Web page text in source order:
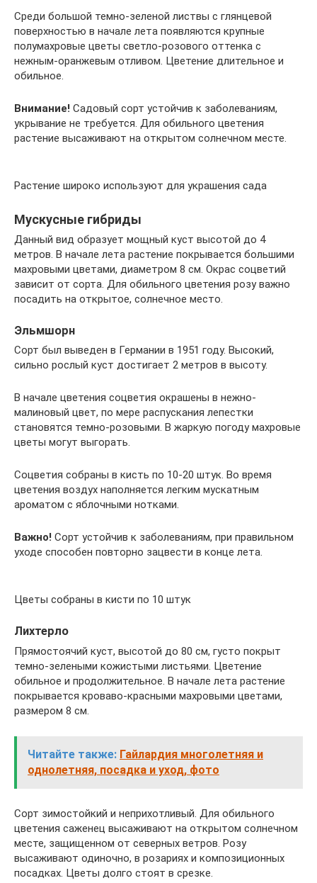
Среди большой темно-зеленой листвы с глянцевой
поверхностью в начале лета появляются крупные
полумахровые цветы светло-розового оттенка с
нежным-оранжевым отливом. Цветение длительное и
обильное.
Внимание! Садовый сорт устойчив к заболеваниям,
укрывание не требуется. Для обильного цветения
растение высаживают на открытом солнечном месте.
Растение широко используют для украшения сада
Мускусные гибриды
Данный вид образует мощный куст высотой до 4
метров. В начале лета растение покрывается большими
махровыми цветами, диаметром 8 см. Окрас соцветий
зависит от сорта. Для обильного цветения розу важно
посадить на открытое, солнечное место.
Эльмшорн
Сорт был выведен в Германии в 1951 году. Высокий,
сильно рослый куст достигает 2 метров в высоту.
В начале цветения соцветия окрашены в нежно-
малиновый цвет, по мере распускания лепестки
становятся темно-розовыми. В жаркую погоду махровые
цветы могут выгорать.
Соцветия собраны в кисть по 10-20 штук. Во время
цветения воздух наполняется легким мускатным
ароматом с яблочными нотками.
Важно! Сорт устойчив к заболеваниям, при правильном
уходе способен повторно зацвести в конце лета.
Цветы собраны в кисти по 10 штук
Лихтерло
Прямостоячий куст, высотой до 80 см, густо покрыт
темно-зелеными кожистыми листьями. Цветение
обильное и продолжительное. В начале лета растение
покрывается кроваво-красными махровыми цветами,
размером 8 см.
Читайте также: Гайлардия многолетняя и
однолетняя, посадка и уход, фото
Сорт зимостойкий и неприхотливый. Для обильного
цветения саженец высаживают на открытом солнечном
месте, защищенном от северных ветров. Розу
высаживают одиночно, в розариях и композиционных
посадках. Цветы долго стоят в срезке.